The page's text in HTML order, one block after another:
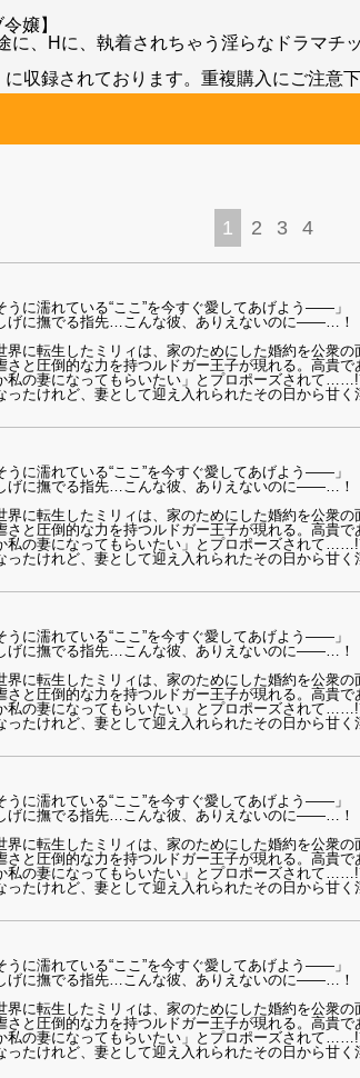
嬢】
に、Hに、執着されちゃう淫らなドラマチ
収録されております。重複購入にご注意下
1 2 3 4
うに濡れている“ここ”を今すぐ愛してあげよう――」
げに撫でる指先…こんな彼、ありえないのに――…！
に転生したミリィは、家のためにした婚約を公衆の
さと圧倒的な力を持つルドガー王子が現れる。高貴
私の妻になってもらいたい」とプロポーズされて
ったけれど、妻として迎え入れられたその日から甘く
うに濡れている“ここ”を今すぐ愛してあげよう――」
げに撫でる指先…こんな彼、ありえないのに――…！
に転生したミリィは、家のためにした婚約を公衆の
さと圧倒的な力を持つルドガー王子が現れる。高貴
私の妻になってもらいたい」とプロポーズされて
ったけれど、妻として迎え入れられたその日から甘く
うに濡れている“ここ”を今すぐ愛してあげよう――」
げに撫でる指先…こんな彼、ありえないのに――…！
に転生したミリィは、家のためにした婚約を公衆の
さと圧倒的な力を持つルドガー王子が現れる。高貴
私の妻になってもらいたい」とプロポーズされて
ったけれど、妻として迎え入れられたその日から甘く
うに濡れている“ここ”を今すぐ愛してあげよう――」
げに撫でる指先…こんな彼、ありえないのに――…！
に転生したミリィは、家のためにした婚約を公衆の
さと圧倒的な力を持つルドガー王子が現れる。高貴
私の妻になってもらいたい」とプロポーズされて
ったけれど、妻として迎え入れられたその日から甘く
うに濡れている“ここ”を今すぐ愛してあげよう――」
げに撫でる指先…こんな彼、ありえないのに――…！
に転生したミリィは、家のためにした婚約を公衆の
さと圧倒的な力を持つルドガー王子が現れる。高貴
私の妻になってもらいたい」とプロポーズされて
ったけれど、妻として迎え入れられたその日から甘く